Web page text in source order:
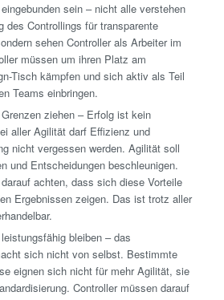
sein – nicht alle verstehen
des Controllings für transparente
sehen Controller als Arbeiter im
müssen um ihren Platz am
Tisch kämpfen und sich aktiv als Teil
Teams einbringen.
ziehen – Erfolg ist kein
aller Agilität darf Effizienz und
nicht vergessen werden. Agilität soll
und Entscheidungen beschleunigen.
achten, dass sich diese Vorteile
Ergebnissen zeigen. Das ist trotz aller
bleiben – das
sich nicht von selbst. Bestimmte
eignen sich nicht für mehr Agilität, sie
Controller müssen darauf